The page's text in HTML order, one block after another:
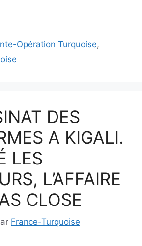
Opération Turquoise,
DES
A KIGALI.
LES
L’AFFAIRE
CLOSE
France-Turquoise